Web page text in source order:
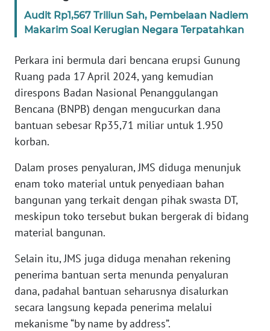
Audit Rp1,567 Triliun Sah, Pembelaan Nadiem
Makarim Soal Kerugian Negara Terpatahkan
Perkara ini bermula dari bencana erupsi Gunung
Ruang pada 17 April 2024, yang kemudian
direspons Badan Nasional Penanggulangan
Bencana (BNPB) dengan mengucurkan dana
bantuan sebesar Rp35,71 miliar untuk 1.950
korban.
Dalam proses penyaluran, JMS diduga menunjuk
enam toko material untuk penyediaan bahan
bangunan yang terkait dengan pihak swasta DT,
meskipun toko tersebut bukan bergerak di bidang
material bangunan.
Selain itu, JMS juga diduga menahan rekening
penerima bantuan serta menunda penyaluran
dana, padahal bantuan seharusnya disalurkan
secara langsung kepada penerima melalui
mekanisme “by name by address”.
WN
WN
WN
SULTRA
WN
WN
SULTENG
WN
WN
BABEL